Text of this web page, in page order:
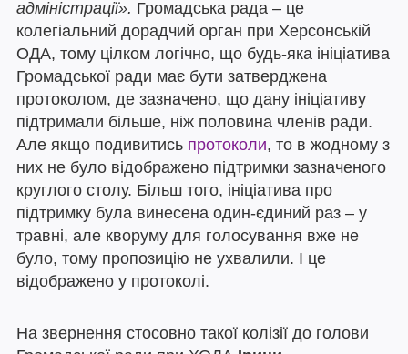
адміністрації». Громадська рада – це
колегіальний дорадчий орган при Херсонській
ОДА, тому цілком логічно, що будь-яка ініціатива
Громадської ради має бути затверджена
протоколом, де зазначено, що дану ініціативу
підтримали більше, ніж половина членів ради.
Але якщо подивитись протоколи, то в жодному з
них не було відображено підтримки зазначеного
круглого столу. Більш того, ініціатива про
підтримку була винесена один-єдиний раз – у
травні, але кворуму для голосування вже не
було, тому пропозицію не ухвалили. І це
відображено у протоколі.
На звернення стосовно такої колізії до голови